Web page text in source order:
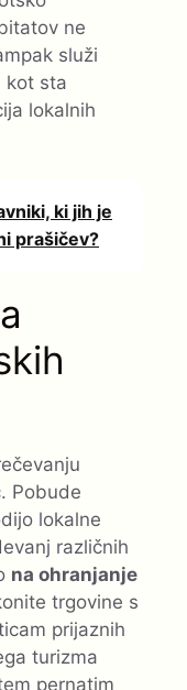
ne
služi
kot sta
lokalnih
ki jih je
prašičev?
Pobude
lokalne
različnih
na ohranjanje
trgovine s
prijaznih
turizma
pernatim